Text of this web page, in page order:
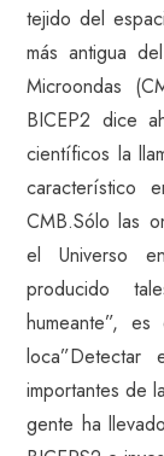
tejido del
más antigua
Microondas
BICEP2 dice
científicos la
característico
CMB.Sólo las
el Universo
producido
humeante”,
importantes de
gente ha